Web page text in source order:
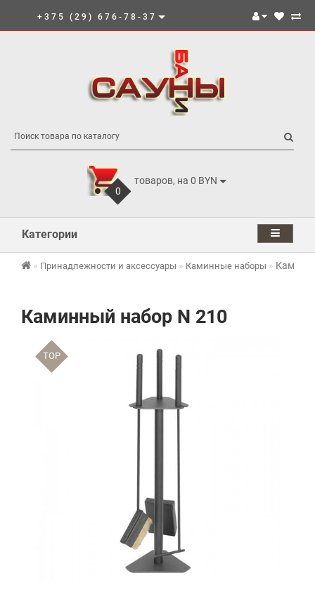
+375 (29) 676-78-37
0
товаров, на 0 BYN
Категории
Принадлежности и аксессуары Каминные наборы
Каминный набор N 210
TOP